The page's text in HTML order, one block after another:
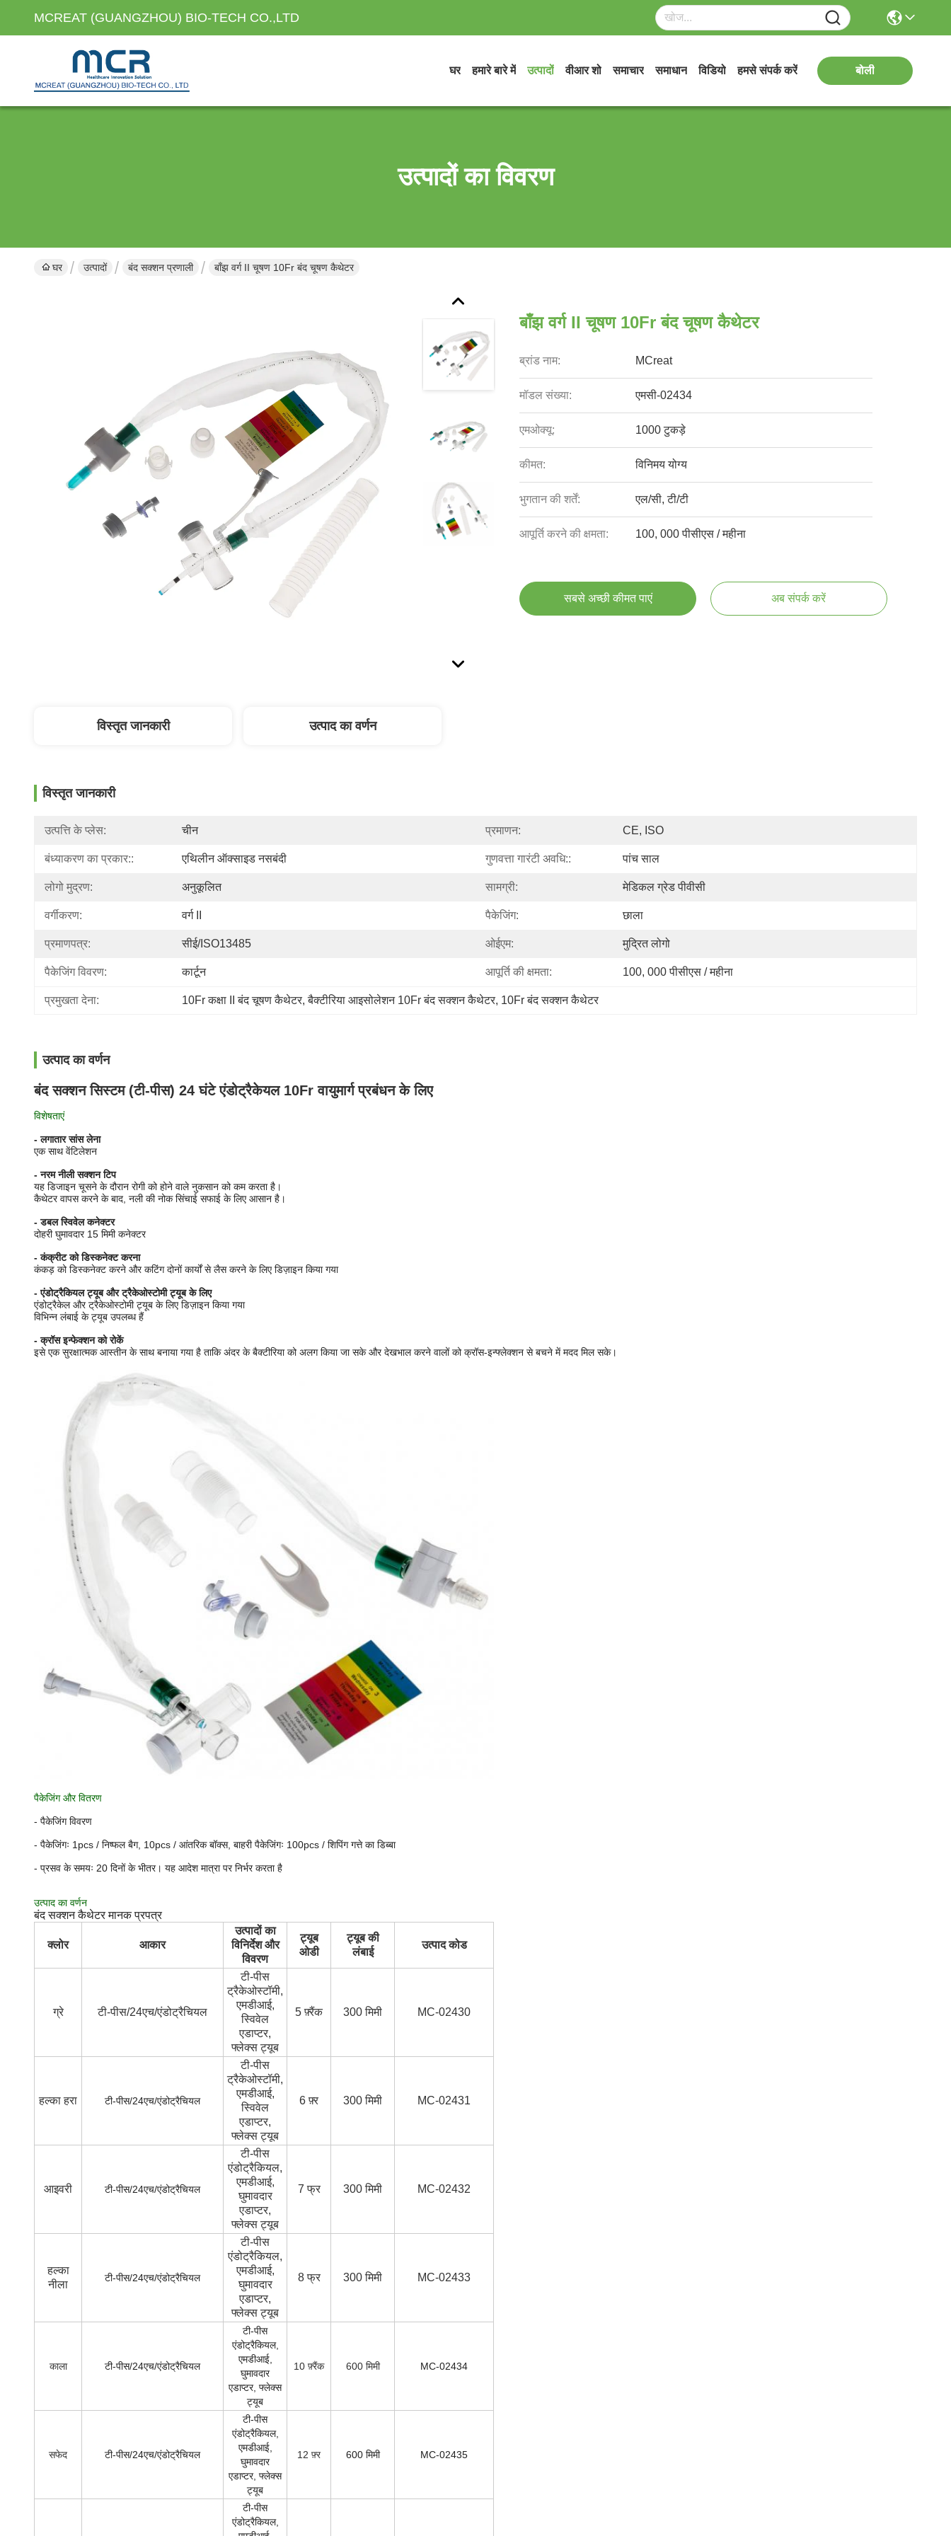
MCREAT (GUANGZHOU) BIO-TECH CO.,LTD
घर हमारे बारे में उत्पादों वीआर शो समाचार समाधान विडियो हमसे संपर्क करें बोली
उत्पादों का विवरण
घर उत्पादों बंद सक्शन प्रणाली बाँझ वर्ग II चूषण 10Fr बंद चूषण कैथेटर
बाँझ वर्ग II चूषण 10Fr बंद चूषण कैथेटर
ब्रांड नाम: MCreat
मॉडल संख्या: एमसी-02434
एमओक्यू: 1000 टुकड़े
कीमत: विनिमय योग्य
भुगतान की शर्तें: एल/सी, टी/टी
आपूर्ति करने की क्षमता: 100, 000 पीसीएस / महीना
सबसे अच्छी कीमत पाएं अब संपर्क करें
विस्तृत जानकारी उत्पाद का वर्णन
विस्तृत जानकारी
उत्पत्ति के प्लेस: चीन प्रमाणन: CE, ISO
बंध्याकरण का प्रकार:: एथिलीन ऑक्साइड नसबंदी गुणवत्ता गारंटी अवधि:: पांच साल
लोगो मुद्रण: अनुकूलित सामग्री: मेडिकल ग्रेड पीवीसी
वर्गीकरण: वर्ग II पैकेजिंग: छाला
प्रमाणपत्र: सीई/ISO13485 ओईएम: मुद्रित लोगो
पैकेजिंग विवरण: कार्टून आपूर्ति की क्षमता: 100, 000 पीसीएस / महीना
प्रमुखता देना: 10Fr कक्षा II बंद चूषण कैथेटर, बैक्टीरिया आइसोलेशन 10Fr बंद सक्शन कैथेटर, 10Fr बंद सक्शन कैथेटर
उत्पाद का वर्णन
बंद सक्शन सिस्टम (टी-पीस) 24 घंटे एंडोट्रैकेयल 10Fr वायुमार्ग प्रबंधन के लिए
विशेषताएं
- लगातार सांस लेना
एक साथ वेंटिलेशन
- नरम नीली सक्शन टिप
यह डिजाइन चूसने के दौरान रोगी को होने वाले नुकसान को कम करता है।
कैथेटर वापस करने के बाद, नली की नोक सिंचाई सफाई के लिए आसान है।
- डबल स्विवेल कनेक्टर
दोहरी घुमावदार 15 मिमी कनेक्टर
- कंक्रीट को डिस्कनेक्ट करना
कंकड़ को डिस्कनेक्ट करने और कटिंग दोनों कार्यों से लैस करने के लिए डिज़ाइन किया गया
- एंडोट्रैकियल ट्यूब और ट्रैकेओस्टोमी ट्यूब के लिए
एंडोट्रैकेल और ट्रैकेओस्टोमी ट्यूब के लिए डिज़ाइन किया गया
विभिन्न लंबाई के ट्यूब उपलब्ध हैं
- क्रॉस इन्फेक्शन को रोकें
इसे एक सुरक्षात्मक आस्तीन के साथ बनाया गया है ताकि अंदर के बैक्टीरिया को अलग किया जा सके और देखभाल करने वालों को क्रॉस-इन्फ्लेक्शन से बचने में मदद मिल सके।
पैकेजिंग और वितरण
- पैकेजिंग विवरण
- पैकेजिंगः 1pcs / निष्फल बैग, 10pcs / आंतरिक बॉक्स, बाहरी पैकेजिंगः 100pcs / शिपिंग गत्ते का डिब्बा
- प्रसव के समयः 20 दिनों के भीतर। यह आदेश मात्रा पर निर्भर करता है
उत्पाद का वर्णन
बंद सक्शन कैथेटर मानक प्रपत्र
क्लोर आकार
उत्पादों का
विनिर्देश और
विवरण
ट्यूब
ओडी
ट्यूब की
लंबाई
उत्पाद कोड
ग्रे टी-पीस/24एच/एंडोट्रैचियल
टी-पीस
ट्रैकेओस्टॉमी,
एमडीआई,
स्विवेल
एडाप्टर,
फ्लेक्स ट्यूब
5 फ़्रैंक 300 मिमी MC-02430
हल्का हरा टी-पीस/24एच/एंडोट्रैचियल
टी-पीस
ट्रैकेओस्टॉमी,
एमडीआई,
स्विवेल
एडाप्टर,
फ्लेक्स ट्यूब
6 फ़्र 300 मिमी MC-02431
आइवरी टी-पीस/24एच/एंडोट्रैचियल
टी-पीस
एंडोट्रैकियल,
एमडीआई,
घुमावदार
एडाप्टर,
फ्लेक्स ट्यूब
7 फ्र 300 मिमी MC-02432
हल्का
नीला
टी-पीस/24एच/एंडोट्रैचियल
टी-पीस
एंडोट्रैकियल,
एमडीआई,
घुमावदार
एडाप्टर,
फ्लेक्स ट्यूब
8 फ्र 300 मिमी MC-02433
काला टी-पीस/24एच/एंडोट्रैचियल
टी-पीस
एंडोट्रैकियल,
एमडीआई,
घुमावदार
एडाप्टर, फ्लेक्स
ट्यूब
10 फ़्रैंक 600 मिमी MC-02434
सफेद टी-पीस/24एच/एंडोट्रैचियल
टी-पीस
एंडोट्रैकियल,
एमडीआई,
घुमावदार
एडाप्टर, फ्लेक्स
ट्यूब
12 फ़्र 600 मिमी MC-02435
टी-पीस
एंडोट्रैकियल,